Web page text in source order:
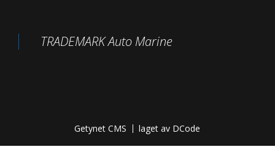
TRADEMARK Auto Marine
Getynet CMS laget av DCode